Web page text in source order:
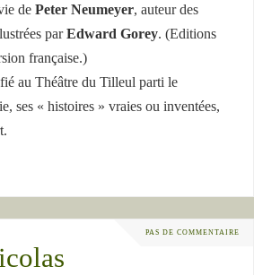
dePeter Neumeyer, auteur des
parEdward Gorey. (Editions
française.)
au Théâtre du Tilleul parti le
ses « histoires » vraies ou inventées,
PAS DE COMMENTAIRE